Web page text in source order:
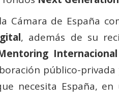
Cámara de España
, además de su
Internacional
público-
necesita España,